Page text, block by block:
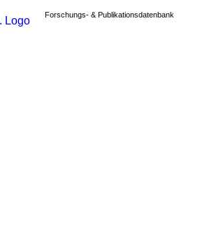
Forschungs- & Publikationsdatenbank